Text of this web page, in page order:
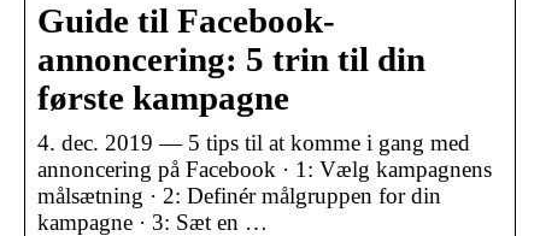
Guide til Facebook-
annoncering: 5 trin til din
første kampagne
4. dec. 2019 — 5 tips til at komme i gang med
annoncering på Facebook · 1: Vælg kampagnens
målsætning · 2: Definér målgruppen for din
kampagne · 3: Sæt en …